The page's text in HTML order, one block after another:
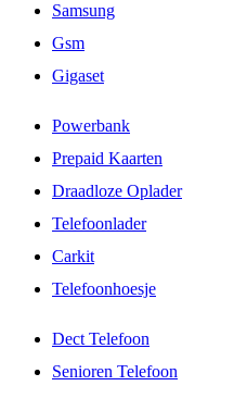
Samsung
Gsm
Gigaset
Powerbank
Prepaid Kaarten
Draadloze Oplader
Telefoonlader
Carkit
Telefoonhoesje
Dect Telefoon
Senioren Telefoon